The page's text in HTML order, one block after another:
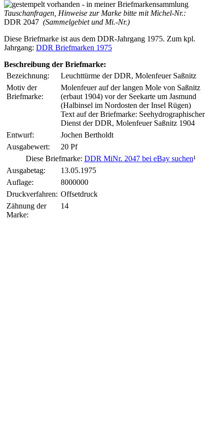
Tauschanfragen, Hinweise zur Marke bitte mit Michel-Nr.:
DDR 2047 (Sammelgebiet und Mi.-Nr.)
Diese Briefmarke ist aus dem DDR-Jahrgang 1975. Zum kpl.
Jahrgang: DDR Briefmarken 1975
Beschreibung der Briefmarke:
Bezeichnung:
Leuchttürme der DDR, Molenfeuer Saßnitz
Motiv der
Briefmarke:
Molenfeuer auf der langen Mole von Saßnitz
(erbaut 1904) vor der Seekarte um Jasmund
(Halbinsel im Nordosten der Insel Rügen)
Text auf der Briefmarke: Seehydrographischer
Dienst der DDR, Molenfeuer Saßnitz 1904
Entwurf:
Jochen Bertholdt
Ausgabewert:
20 Pf
Diese Briefmarke: DDR MiNr. 2047 bei eBay suchen¹
Ausgabetag:
13.05.1975
Auflage:
8000000
Druckverfahren: Offsetdruck
Zähnung der
Marke:
14